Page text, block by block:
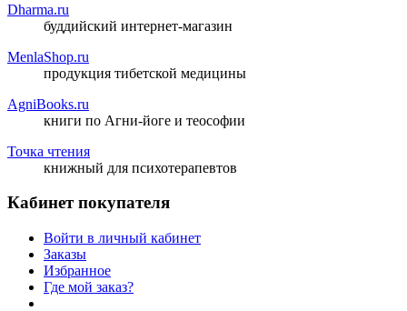
Dharma.ru
буддийский интернет-магазин
MenlaShop.ru
продукция тибетской медицины
AgniBooks.ru
книги по Агни-йоге и теософии
Точка чтения
книжный для психотерапевтов
Кабинет покупателя
Войти в личный кабинет
Заказы
Избранное
Где мой заказ?